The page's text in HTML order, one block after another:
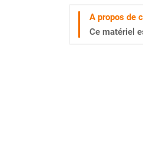
Rafraîchisseur
Rafraichisseur
A propos de
Ce matériel